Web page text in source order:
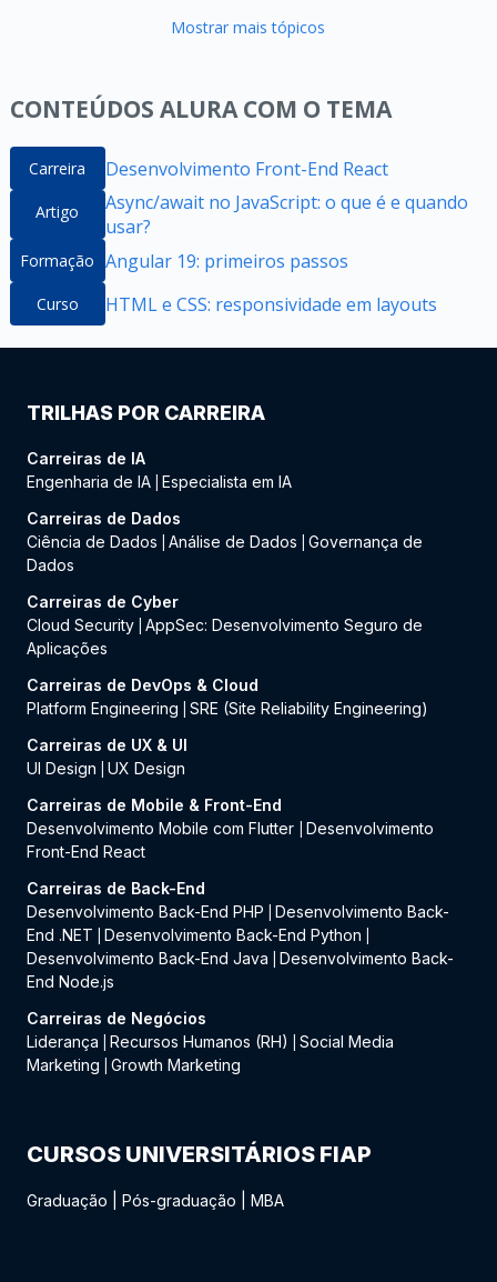
Mostrar mais tópicos
CONTEÚDOS ALURA COM O TEMA
Carreira Desenvolvimento Front-End React
Artigo
Async/await no JavaScript: o que é e quando
usar?
Formação Angular 19: primeiros passos
Curso HTML e CSS: responsividade em layouts
TRILHAS POR CARREIRA
Carreiras de IA
Engenharia de IA Especialista em IA
Carreiras de Dados
Ciência de Dados
Análise de Dados
Governança de
Dados
Carreiras de Cyber
Cloud Security AppSec: Desenvolvimento Seguro de
Aplicações
Carreiras de DevOps & Cloud
Platform Engineering
SRE (Site Reliability Engineering)
Carreiras de UX & UI
UI Design
UX Design
Carreiras de Mobile & Front-End
Desenvolvimento Mobile com Flutter
Desenvolvimento
Front-End React
Carreiras de Back-End
Desenvolvimento Back-End PHP
Desenvolvimento Back-
End .NET
Desenvolvimento Back-End Python
Desenvolvimento Back-End Java
Desenvolvimento Back-
End Node.js
Carreiras de Negócios
Liderança
Recursos Humanos (RH)
Social Media
Marketing
Growth Marketing
CURSOS UNIVERSITÁRIOS FIAP
Graduação Pós-graduação MBA